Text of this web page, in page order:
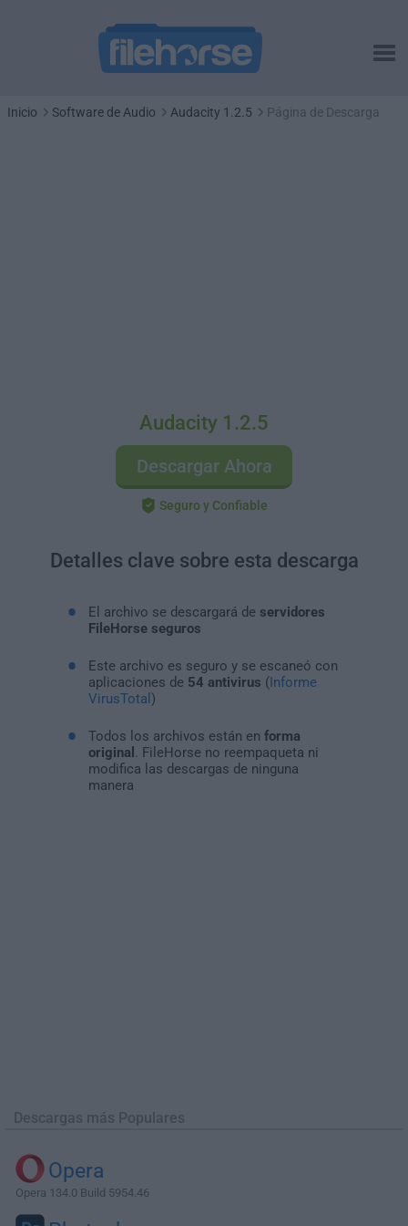
Inicio Software de Audio Audacity 1.2.5 Página de Descarga
Audacity 1.2.5
Descargar Ahora
Seguro y Confiable
Detalles clave sobre esta descarga
El archivo se descargará de servidores
FileHorse seguros
Este archivo es seguro y se escaneó con
aplicaciones de 54 antivirus (Informe
VirusTotal )
Todos los archivos están en forma
original
. FileHorse no reempaqueta ni
modifica las descargas de ninguna
manera
Descargas más Populares
Opera
Opera 134.0 Build 5954.46